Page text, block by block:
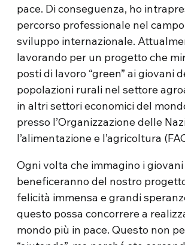
pace. Di conseguenza, ho
percorso professionale nel
sviluppo internazionale.
lavorando per un progetto che
posti di lavoro “green” ai giovani
popolazioni rurali nel settore
in altri settori economici del
presso l’Organizzazione delle
l’alimentazione e l’agricoltura
Ogni volta che immagino i
beneficeranno del nostro
felicità immensa e grandi
questo possa concorrere a
mondo più in pace. Questo non